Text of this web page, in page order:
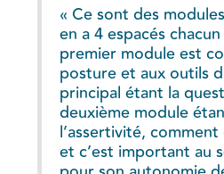
« Ce sont des
en a 4 espacés
premier module est
posture et aux outils
principal étant la
deuxième module
l’assertivité,
et c’est important au